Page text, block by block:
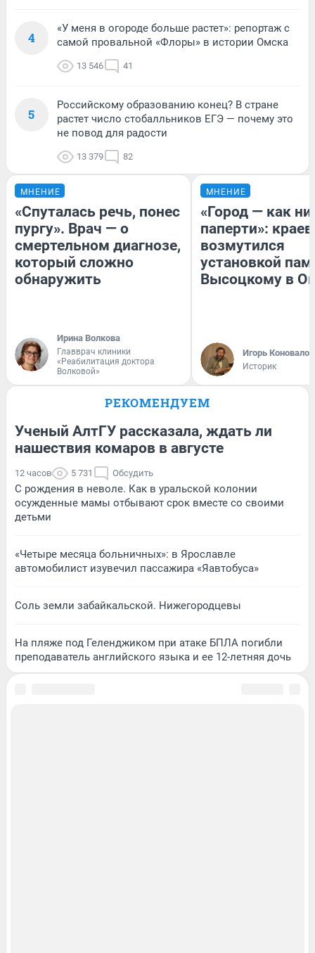
4
«У меня в огороде больше растет»: репортаж с
самой провальной «Флоры» в истории Омска
13 546 41
5
Российскому образованию конец? В стране
растет число стобалльников ЕГЭ — почему это
не повод для радости
13 379 82
МНЕНИЕ
«Спуталась речь, понес
пургу». Врач — о
смертельном диагнозе,
который сложно
обнаружить
Ирина Волкова
Главврач клиники
«Реабилитация доктора
Волковой»
МНЕНИЕ
«Город — как
паперти»:
возмутился
установкой
Высоцкому в
Игорь Коновалов
Историк
РЕКОМЕНДУЕМ
Ученый АлтГУ рассказала, ждать ли
нашествия комаров в августе
12 часов 5 731 Обсудить
С рождения в неволе. Как в уральской колонии
осужденные мамы отбывают срок вместе со своими
детьми
«Четыре месяца больничных»: в Ярославле
автомобилист изувечил пассажира «Яавтобуса»
Соль земли забайкальской. Нижегородцевы
На пляже под Геленджиком при атаке БПЛА погибли
преподаватель английского языка и ее 12-летняя дочь